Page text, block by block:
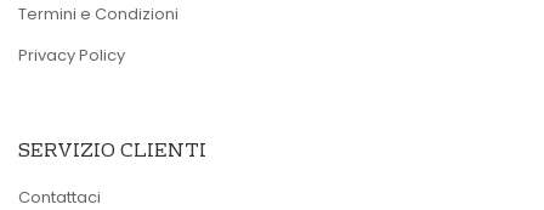
Termini e Condizioni
Privacy Policy
SERVIZIO CLIENTI
Contattaci